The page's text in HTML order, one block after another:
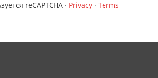
reCAPTCHA · Privacy · Terms